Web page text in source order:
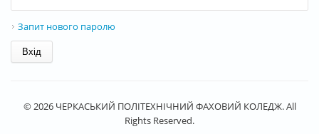
Запит нового паролю
© 2026 ЧЕРКАСЬКИЙ ПОЛІТЕХНІЧНИЙ ФАХОВИЙ КОЛЕДЖ. All
Rights Reserved.